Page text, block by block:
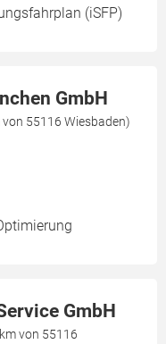
(iSFP)
GmbH
55116 Wiesbaden)
GmbH
von 55116